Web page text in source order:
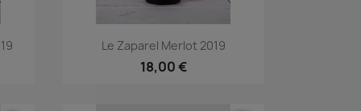
Aperçu rapide
Le Zaparel Merlot 2019
18,00 €